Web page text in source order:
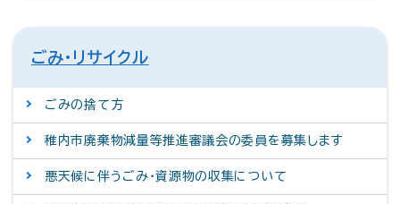
ごみ・リサイクル
ごみの捨て方
稚内市廃棄物減量等推進審議会の委員を募集します
悪天候に伴うごみ・資源物の収集について